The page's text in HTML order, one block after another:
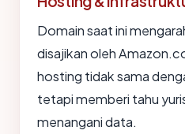
Domain saat ini
disajikan oleh
hosting tidak sama
tetapi memberi tahu
menangani data.